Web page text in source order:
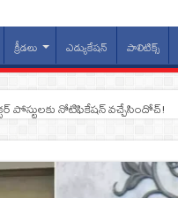
క్రీడలు ఎడ్యుకేషన్ పాలిటిక్స్
పోస్టులకు నోటిఫికేషన్‌ వచ్చేసిందోచ్‌!